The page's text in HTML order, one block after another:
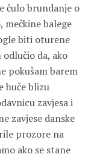
čulo brundanje o
mečkine balege
biti oturene
odlučio da, ako
pokušam barem
huče blizu
zavjesa i
zavjese danske
prozore na
ako se stane